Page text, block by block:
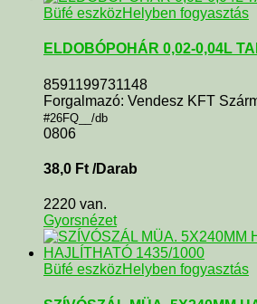
Büfé eszközHelyben fogyasztás
ELDOBÓPOHÁR 0,02-0,04L
8591199731148
Forgalmazó: Vendesz KFT
#26FQ__/db
0806
38,0 Ft /Darab
2220 van.
Gyorsnézet
Büfé eszközHelyben fogyasztás